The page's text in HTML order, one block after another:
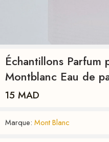
Échantillons Parfum
Montblanc Eau de
15 MAD
Marque: Mont Blanc